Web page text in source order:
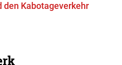
den Kabotageverkehr